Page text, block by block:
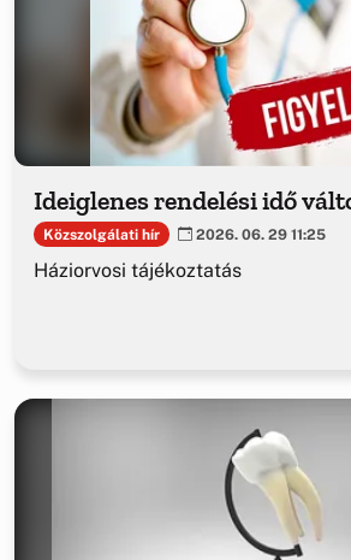
Ideiglenes rendelési idő
Közszolgálati hír 2026. 06. 29 11:25
Háziorvosi tájékoztatás